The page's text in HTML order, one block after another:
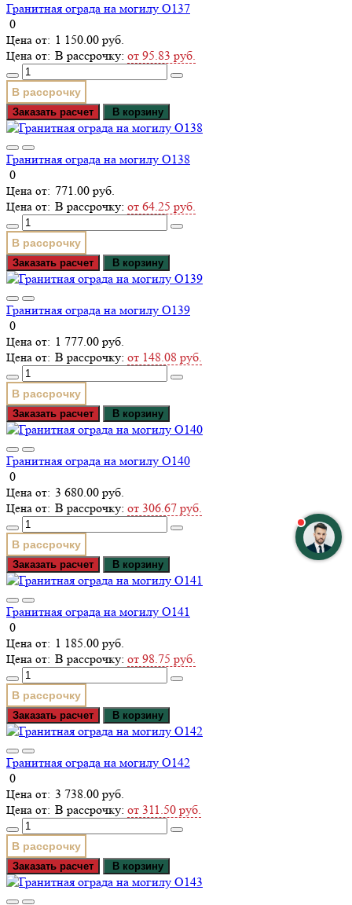
Гранитная ограда на могилу О137
0
1 150.00 руб.
В рассрочку: от 95.83 руб.
В рассрочку
Заказать расчет В корзину
Гранитная ограда на могилу О138
0
771.00 руб.
В рассрочку: от 64.25 руб.
В рассрочку
Заказать расчет В корзину
Гранитная ограда на могилу О139
0
1 777.00 руб.
В рассрочку: от 148.08 руб.
В рассрочку
Заказать расчет В корзину
Гранитная ограда на могилу О140
0
3 680.00 руб.
В рассрочку: от 306.67 руб.
В рассрочку
Заказать расчет В корзину
Гранитная ограда на могилу О141
0
1 185.00 руб.
В рассрочку: от 98.75 руб.
В рассрочку
Заказать расчет В корзину
Гранитная ограда на могилу О142
0
3 738.00 руб.
В рассрочку: от 311.50 руб.
В рассрочку
Заказать расчет В корзину